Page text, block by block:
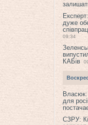
дуже
09:34
КАБів
Власюк:
для
СЗРУ: